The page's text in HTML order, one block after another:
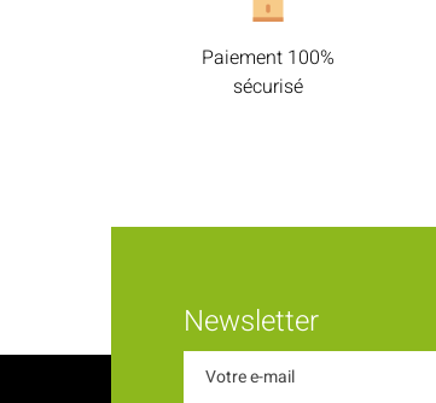
Paiement 100%
sécurisé
Newsletter